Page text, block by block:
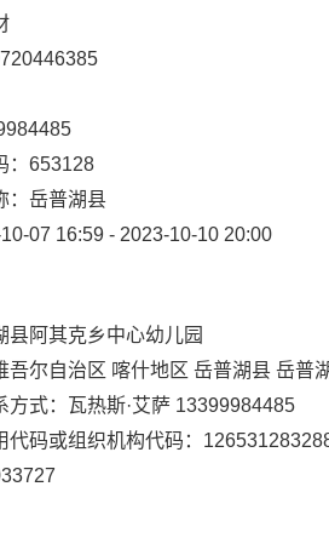
653128
岳普湖县
07 16:59 - 2023-10-10 20:00
县阿其克乡中心幼儿园
吾尔自治区 喀什地区 岳普湖县 岳普
式： 瓦热斯·艾萨 13399984485
码或组织机构代码：